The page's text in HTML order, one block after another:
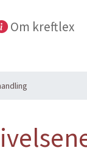
Om kreftlex